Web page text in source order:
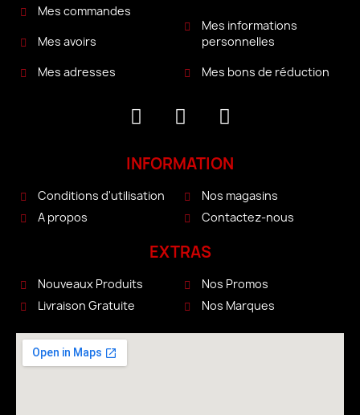
Mes commandes
Mes avoirs
Mes adresses
Mes informations
personnelles
Mes bons de réduction
INFORMATION
Conditions d'utilisation
A propos
Nos magasins
Contactez-nous
EXTRAS
Nouveaux Produits
Livraison Gratuite
Nos Promos
Nos Marques